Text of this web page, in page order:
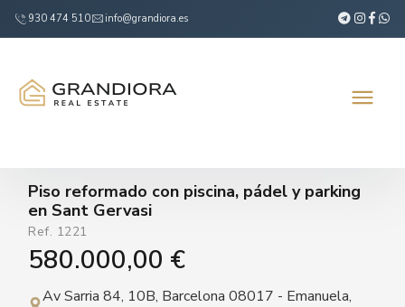
930 474 510 info@grandiora.es
Piso reformado con piscina, pádel y parking
en Sant Gervasi
Ref. 1221
580.000,00 €
Av Sarria 84, 10B, Barcelona 08017 - Emanuela,